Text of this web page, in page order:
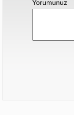
Yorumunuz